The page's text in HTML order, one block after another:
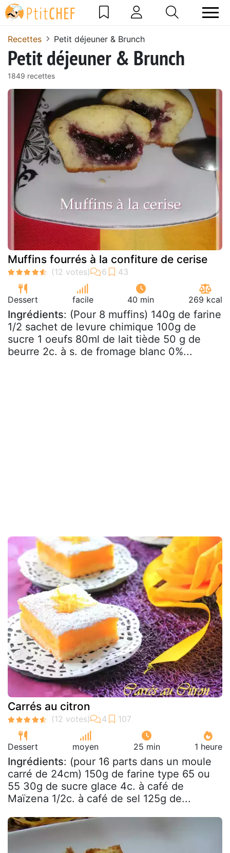
Recettes Petit déjeuner & Brunch
Petit déjeuner & Brunch
1849 recettes
Muffins fourrés à la confiture de cerise
Dessert facile 40 min 269 kcal
Ingrédients: (Pour 8 muffins) 140g de farine
1/2 sachet de levure chimique 100g de
sucre 1 oeufs 80ml de lait tiède 50 g de
beurre 2c. à s. de fromage blanc 0%...
Carrés au citron
Dessert moyen 25 min 1 heure
Ingrédients: (pour 16 parts dans un moule
carré de 24cm) 150g de farine type 65 ou
55 30g de sucre glace 4c. à café de
Maïzena 1/2c. à café de sel 125g de...